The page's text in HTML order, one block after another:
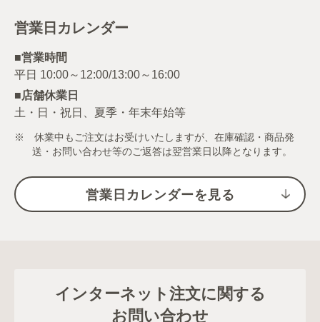
営業日カレンダー
■営業時間
■店舗休業日
土・日・祝日、夏季・年末年始等
※ 休業中もご注文はお受けいたしますが、在庫確認・商品発
送・お問い合わせ等のご返答は翌営業日以降となります。
営業日カレンダーを見る
インターネット注文に関する
お問い合わせ